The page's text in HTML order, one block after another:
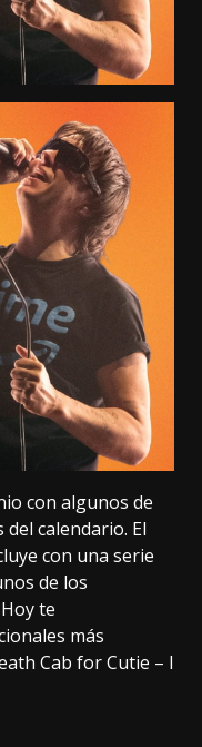
con algunos de
calendario. El
con una serie
de los
te
más
Cab for Cutie – I